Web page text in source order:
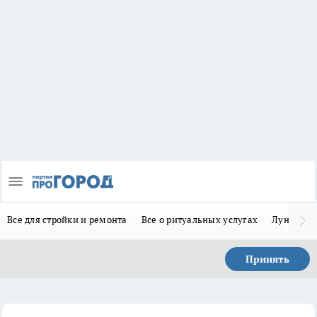
Все для стройки и ремонта Все о ритуальных услугах Лунно-
Принять